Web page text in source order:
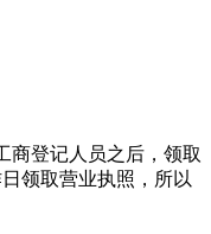
商登记人员之后，领取
领取营业执照，所以